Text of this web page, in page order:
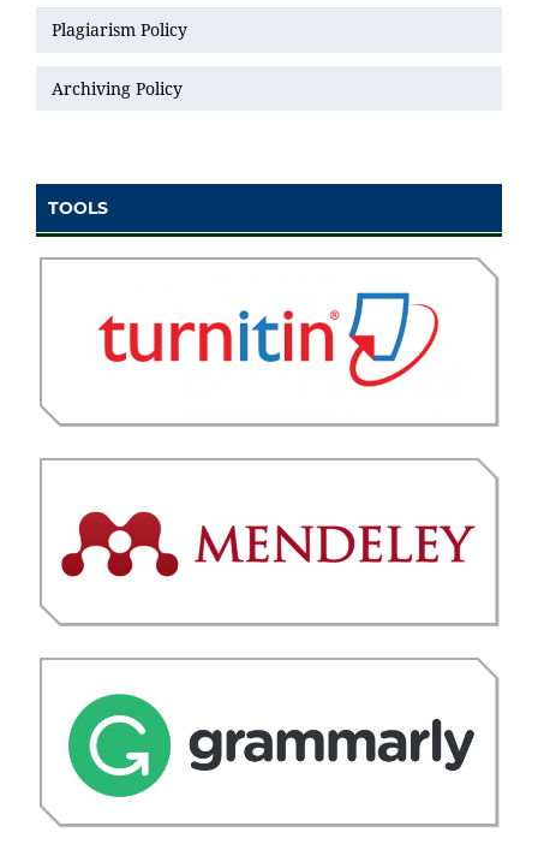
Plagiarism Policy
Archiving Policy
TOOLS